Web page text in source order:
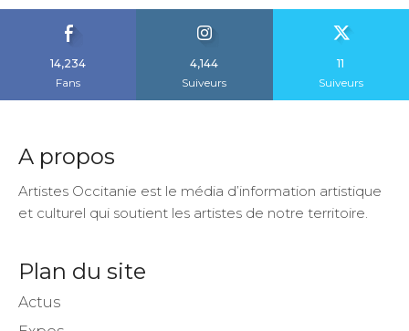
14,234
Fans
4,144
Suiveurs
11
Suiveurs
A propos
Artistes Occitanie est le média d’information artistique
et culturel qui soutient les artistes de notre territoire.
Plan du site
Actus